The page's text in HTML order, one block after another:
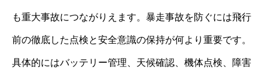
も重大事故につながりえます。暴走事故を防ぐには飛行
前の徹底した点検と安全意識の保持が何より重要です。
具体的にはバッテリー管理、天候確認、機体点検、障害